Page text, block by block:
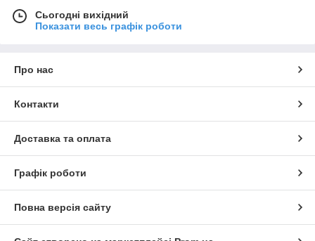
Сьогодні вихідний
Показати весь графік роботи
Про нас
Контакти
Доставка та оплата
Графік роботи
Повна версія сайту